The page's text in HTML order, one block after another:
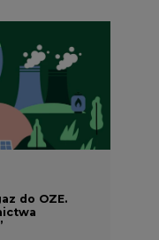
do OZE.